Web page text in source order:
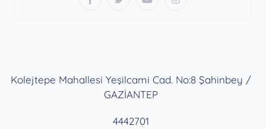
Kolejtepe Mahallesi Yeşilcami Cad. No:8 Şahinbey /
GAZİANTEP
4442701